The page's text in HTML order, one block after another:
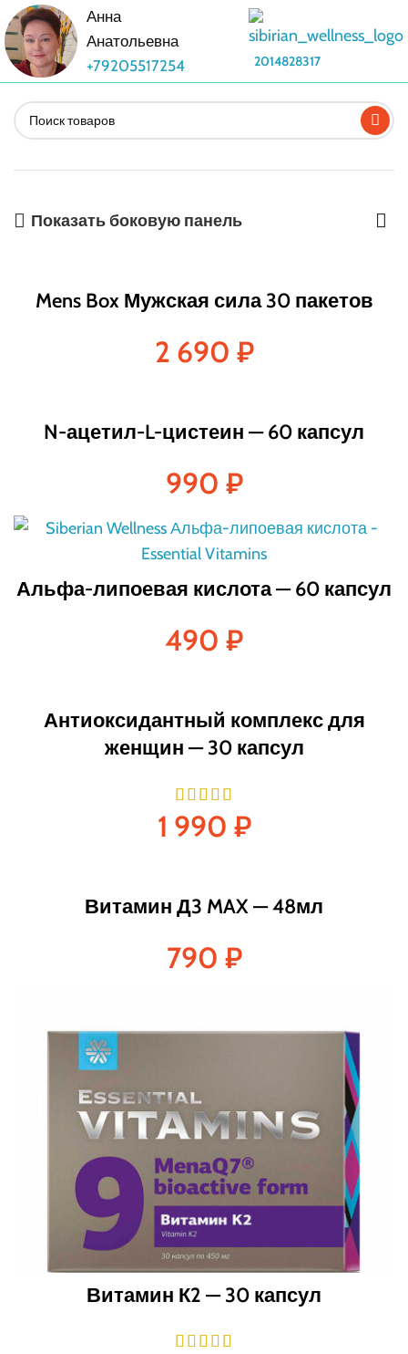
Анна
Анатольевна
+79205517254
2014828317
Показать боковую панель
Mens Box Мужская сила 30 пакетов
2 690 ₽
N-ацетил-L-цистеин — 60 капсул
990 ₽
Альфа-липоевая кислота — 60 капсул
490 ₽
Антиоксидантный комплекс для
женщин — 30 капсул
1 990 ₽
Витамин Д3 MAX — 48мл
790 ₽
Витамин К2 — 30 капсул